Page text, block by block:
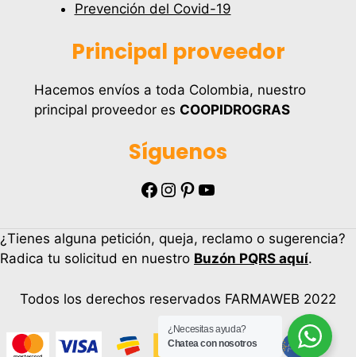
Prevención del Covid-19
Principal proveedor
Hacemos envíos a toda Colombia, nuestro
principal proveedor es COOPIDROGRAS
Síguenos
Facebook Instagram Pinterest YouTube
¿Tienes alguna petición, queja, reclamo o sugerencia?
Radica tu solicitud en nuestro Buzón PQRS aquí.
Todos los derechos reservados FARMAWEB 2022
¿Necesitas ayuda?
Chatea con nosotros